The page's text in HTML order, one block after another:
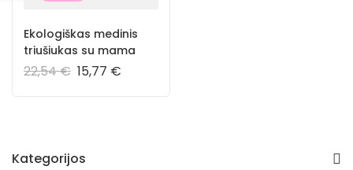
Kategorijos
Ekologiškas medinis
triušiukas su mama
22,54€ 15,77 €